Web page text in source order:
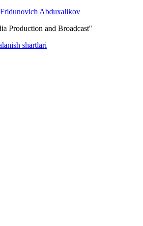
Abduxalikov
Production and Broadcast"
shartlari